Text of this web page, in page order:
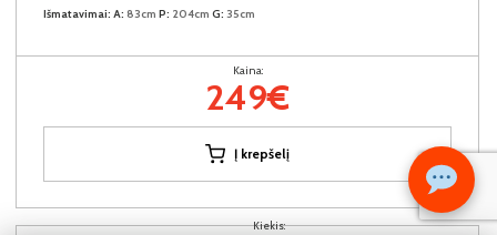
Kiekis:
Išmatavimai: A: 83cm P: 204cm G: 35cm
Kaina:
249€
Į krepšelį